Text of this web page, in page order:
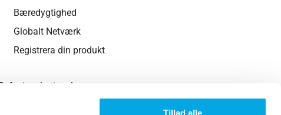
med vores
fra din brug
Afvis
Bæredygtighed
Globalt Netværk
Registrera din produkt